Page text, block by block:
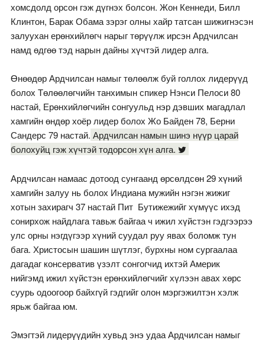
хомсдолд орсон гэж дүгнэх болсон. Жон Кеннеди, Билл
Клинтон, Барак Обама зэрэг олны хайр татсан шижигнэсэн
залуухан ерөнхийлөгч нарыг төрүүлж ирсэн Ардчилсан
намд өдгөө тэд нарын дайны хүчтэй лидер алга.
Өнөөдөр Ардчилсан намыг төлөөлж буй голлох лидерүүд
болох Төлөөлөгчийн танхимын спикер Нэнси Пелоси 80
настай, Ерөнхийлөгчийн сонгуульд нэр дэвших магадлал
хамгийн өндөр хоёр лидер болох Жо Байден 78, Берни
Сандерс 79 настай. Ардчилсан намын шинэ нүүр царай
болохуйц гэж хүчтэй тодорсон хүн алга.
Ардчилсан намаас дотоод сунгаанд өрсөлдсөн 29 хүний
хамгийн залуу нь болох Индиана мужийн нэгэн жижиг
хотын захирагч 37 настай Пит Бутижежийг хүмүүс ихэд
сонирхож найдлага тавьж байгаа ч ижил хүйстэн гэдгээрээ
улс орны нэгдүгээр хүний суудал руу явах боломж тун
бага. Христосын шашин шүтлэг, бурхны ном сургаалаа
дагадаг консерватив үзэлт сонгогчид ихтэй Америк
нийгэмд ижил хүйстэн ерөнхийлөгчийг хүлээн авах хөрс
суурь одоогоор байхгүй гэдгийг олон мэргэжилтэн хэлж
ярьж байгаа юм.
Эмэгтэй лидерүүдийн хувьд энэ удаа Ардчилсан намыг